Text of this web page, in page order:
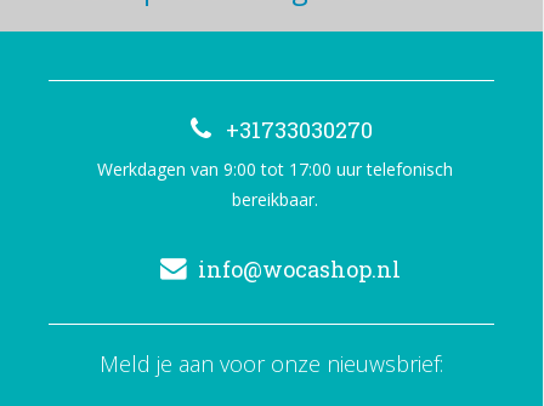
+31733030270
Werkdagen van 9:00 tot 17:00 uur telefonisch
bereikbaar.
info@wocashop.nl
Meld je aan voor onze nieuwsbrief: